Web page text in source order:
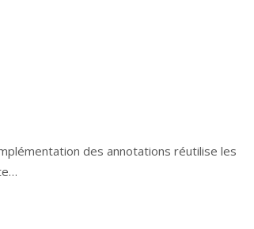
des annotations réutilise les